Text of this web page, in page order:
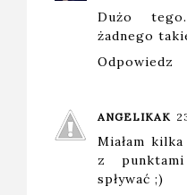
Dużo
żadnego
Odpowiedz
ANGELIKAK
Miałam
z
spływać ;)